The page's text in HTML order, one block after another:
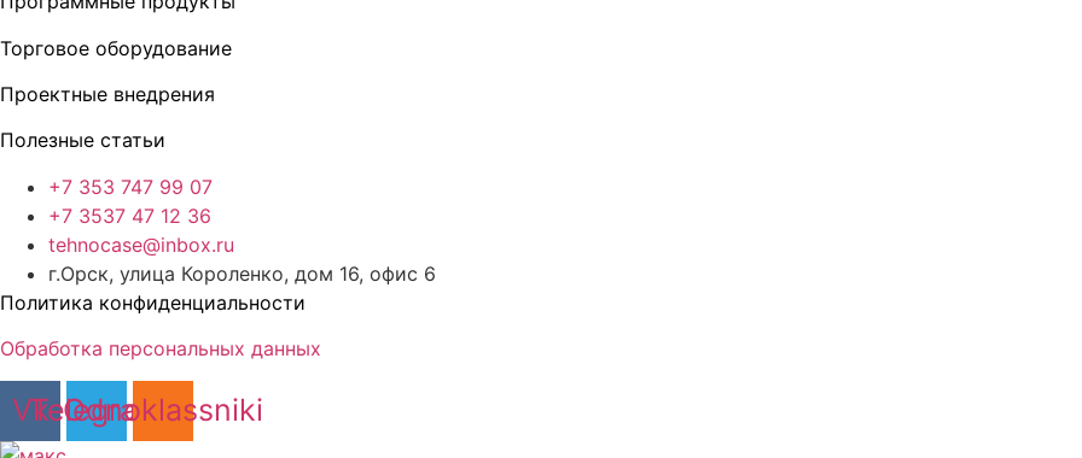
Торговое оборудование
Проектные внедрения
Полезные статьи
+7 353 747 99 07
+7 3537 47 12 36
tehnocase@inbox.ru
г.Орск, улица Короленко, дом 16, офис 6
Политика конфиденциальности
Обработка персональных данных
VkTelegram
Odnoklassniki